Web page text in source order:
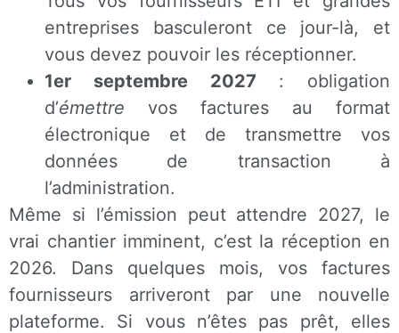
entreprises basculeront ce jour-là, et
vous devez pouvoir les réceptionner.
1er septembre 2027 : obligation
d’émettre vos factures au format
électronique et de transmettre vos
données de transaction à
l’administration.
Même si l’émission peut attendre 2027, le
vrai chantier imminent, c’est la réception en
2026. Dans quelques mois, vos factures
fournisseurs arriveront par une nouvelle
plateforme. Si vous n’êtes pas prêt, elles